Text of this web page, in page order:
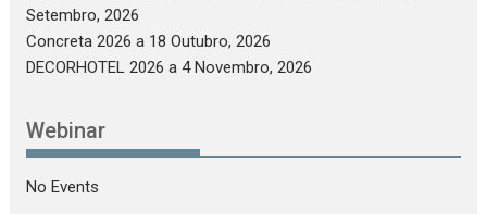
Setembro, 2026
Concreta 2026 a 18 Outubro, 2026
DECORHOTEL 2026 a 4 Novembro, 2026
Webinar
No Events